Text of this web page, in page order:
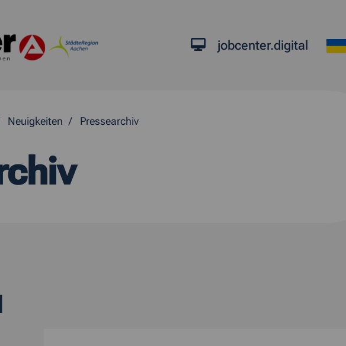
jobcenter.digital
Neuigkeiten Pressearchiv